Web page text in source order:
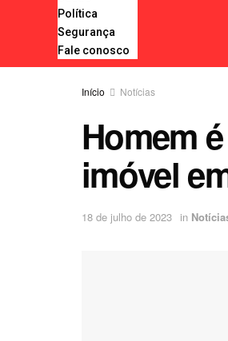
Política
Segurança
Fale conosco
Início Notícias
Homem
imóvel
18 de julho de 2023 in